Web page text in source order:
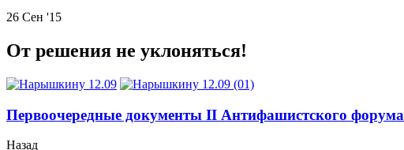
26 Сен '15
От решения не уклоняться!
Первоочередные документы II Антифашистского форума
Назад